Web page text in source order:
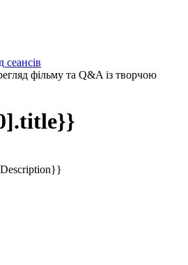
сеансів
фільму та Q&A із творчою